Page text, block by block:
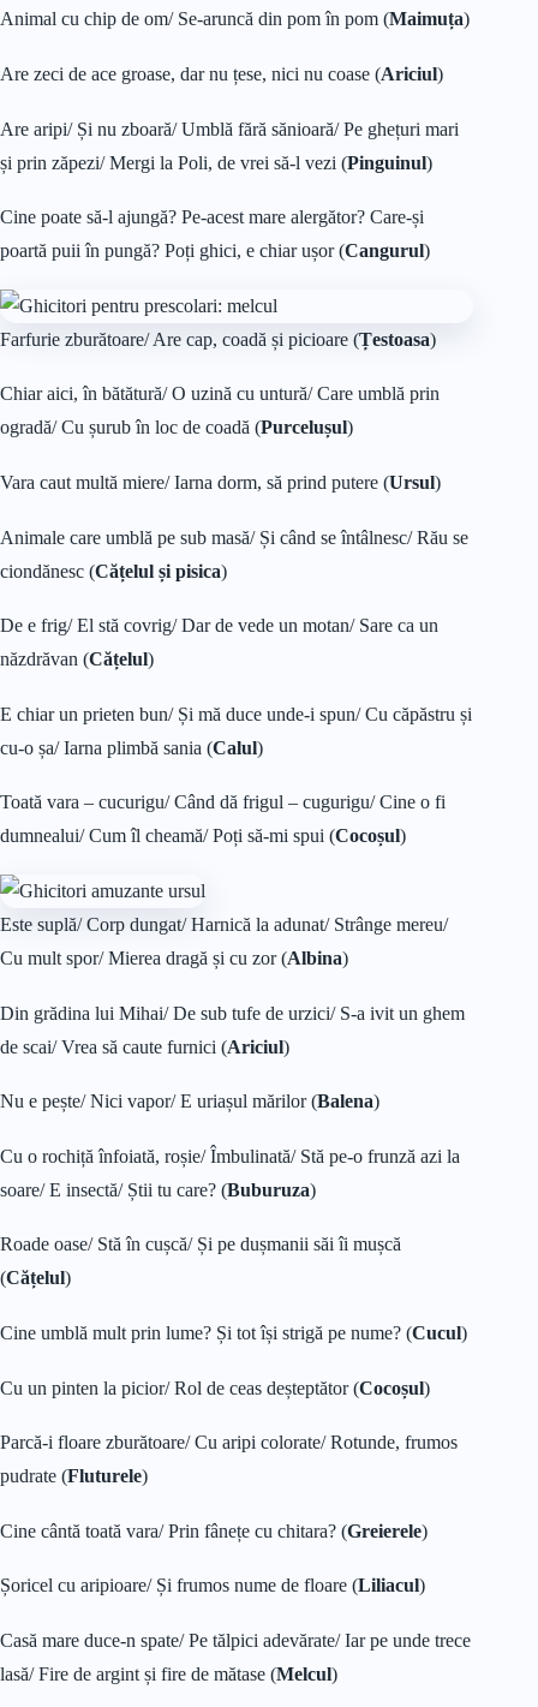
Animal cu chip de om/ Se-aruncă din pom în pom (Maimuța)
Are zeci de ace groase, dar nu țese, nici nu coase (Ariciul)
Are aripi/ Și nu zboară/ Umblă fără sănioară/ Pe ghețuri mari
și prin zăpezi/ Mergi la Poli, de vrei să-l vezi (Pinguinul)
Cine poate să-l ajungă? Pe-acest mare alergător? Care-și
poartă puii în pungă? Poți ghici, e chiar ușor (Cangurul)
Farfurie zburătoare/ Are cap, coadă și picioare (Țestoasa)
Chiar aici, în bătătură/ O uzină cu untură/ Care umblă prin
ogradă/ Cu șurub în loc de coadă (Purcelușul)
Vara caut multă miere/ Iarna dorm, să prind putere (Ursul)
Animale care umblă pe sub masă/ Și când se întâlnesc/ Rău se
ciondănesc (Cățelul și pisica)
De e frig/ El stă covrig/ Dar de vede un motan/ Sare ca un
năzdrăvan (Cățelul)
E chiar un prieten bun/ Și mă duce unde-i spun/ Cu căpăstru și
cu-o șa/ Iarna plimbă sania (Calul)
Toată vara – cucurigu/ Când dă frigul – cugurigu/ Cine o fi
dumnealui/ Cum îl cheamă/ Poți să-mi spui (Cocoșul)
Este suplă/ Corp dungat/ Harnică la adunat/ Strânge mereu/
Cu mult spor/ Mierea dragă și cu zor (Albina)
Din grădina lui Mihai/ De sub tufe de urzici/ S-a ivit un ghem
de scai/ Vrea să caute furnici (Ariciul)
Nu e pește/ Nici vapor/ E uriașul mărilor (Balena)
Cu o rochiță înfoiată, roșie/ Îmbulinată/ Stă pe-o frunză azi la
soare/ E insectă/ Știi tu care? (Buburuza)
Roade oase/ Stă în cușcă/ Și pe dușmanii săi îi mușcă
(Cățelul)
Cine umblă mult prin lume? Și tot își strigă pe nume? (Cucul)
Cu un pinten la picior/ Rol de ceas deșteptător (Cocoșul)
Parcă-i floare zburătoare/ Cu aripi colorate/ Rotunde, frumos
pudrate (Fluturele)
Cine cântă toată vara/ Prin fânețe cu chitara? (Greierele)
Șoricel cu aripioare/ Și frumos nume de floare (Liliacul)
Casă mare duce-n spate/ Pe tălpici adevărate/ Iar pe unde trece
lasă/ Fire de argint și fire de mătase (Melcul)